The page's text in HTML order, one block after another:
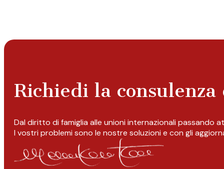
Richiedi la
Dal diritto di famiglia alle unioni internazionali passando
I vostri problemi sono le nostre soluzioni e con gli